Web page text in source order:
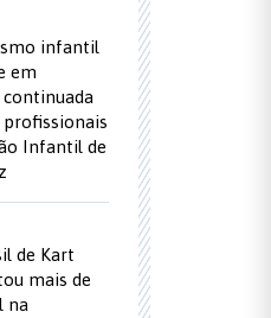
infantil
em
profissionais
Infantil de
de Kart
mais de
na